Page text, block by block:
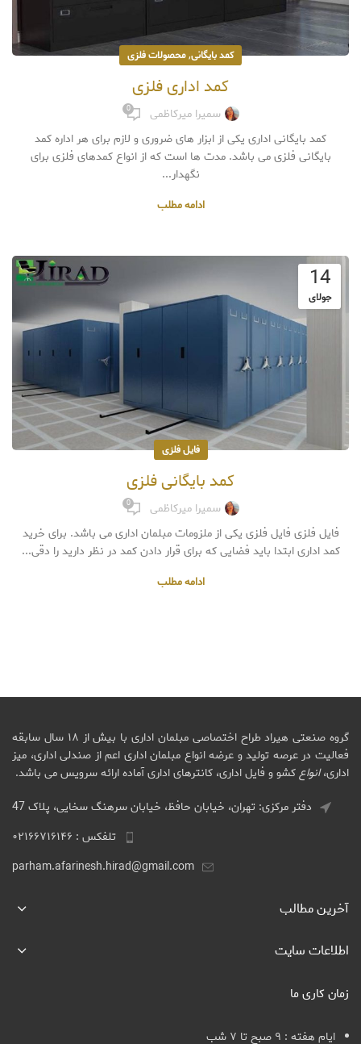
کمد بایگانی,محصولات فلزی
کمد اداری فلزی
سمیرا میرکاظمی 0
کمد بایگانی اداری یکی از ابزار های ضروری و لازم برای هر اداره کمد
بایگانی فلزی می باشد. مدت ها است که از انواع کمدهای فلزی برای
نگهدار...
ادامه مطلب
14
جولای
فایل فلزی
کمد بایگانی فلزی
سمیرا میرکاظمی 0
فایل فلزی فایل فلزی یکی از ملزومات مبلمان اداری می باشد. برای خرید
کمد اداری ابتدا باید فضایی که برای قرار دادن کمد در نظر دارید را دقی...
ادامه مطلب
گروه صنعتی هیراد طراح اختصاصی مبلمان اداری با بیش از ۱۸ سال سابقه
فعالیت در عرصه تولید و عرضه انواع مبلمان اداری اعم از صندلی اداری، میز
اداری،انواعکشو و فایل اداری، کانترهای اداری آماده ارائه سرویس می باشد.
دفتر مرکزی: تهران، خیابان حافظ، خیابان سرهنگ سخایی، پلاک 47
تلفکس : ۰۲۱۶۶۷۱۶۱۴۶
parham.afarinesh.hirad@gmail.com
آخرین مطالب
اطلاعات سایت
زمان کاری ما
ایام هفته : ۹ صبح تا ۷ شب